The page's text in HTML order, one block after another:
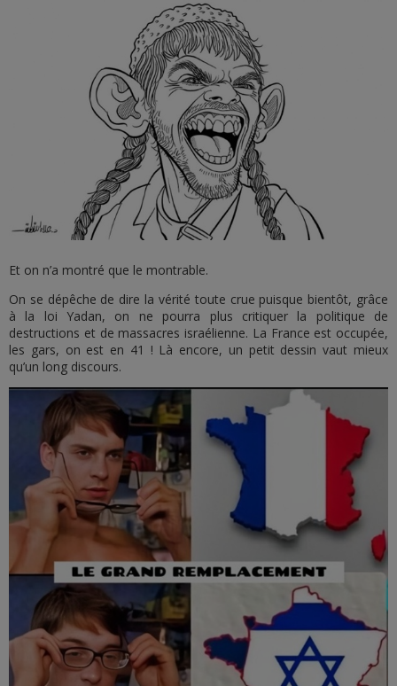
Et on n’a montré que le montrable.
On se dépêche de dire la vérité toute crue puisque bientôt, grâce
à la loi Yadan, on ne pourra plus critiquer la politique de
destructions et de massacres israélienne. La France est occupée,
les gars, on est en 41 ! Là encore, un petit dessin vaut mieux
qu’un long discours.